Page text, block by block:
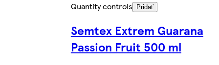
Quantity controls
Pridať
Semtex Extrem Guarana
Passion Fruit 500 ml